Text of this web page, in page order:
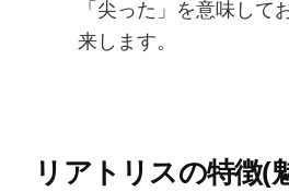
「尖った」を意味して
来します。
リアトリスの特徴(